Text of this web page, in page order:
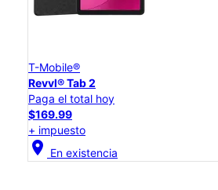
T-Mobile®
Revvl® Tab 2
Paga el total hoy
$169.99
+ impuesto
location_on En existencia